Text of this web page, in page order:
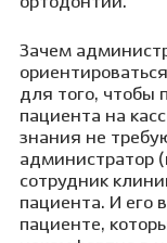
Зачем
для того, чтобы
пациента на
знания не
администратор
сотрудник
пациента. И его
пациенте,